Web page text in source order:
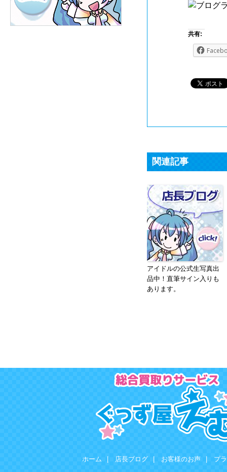
共有:
関連記事
アイドルの公式生写真出
品中！直筆サイン入りも
あります。
ホーム 店長ブログ お客様のお声 プ